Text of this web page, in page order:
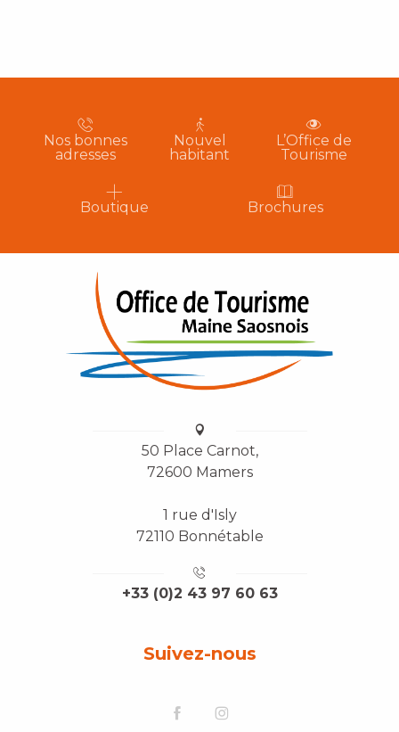
Nos bonnes
adresses
Nouvel
habitant
L’Office de
Tourisme
Boutique Brochures
50 Place Carnot,
72600 Mamers
1 rue d'Isly
72110 Bonnétable
+33 (0)2 43 97 60 63
Suivez-nous